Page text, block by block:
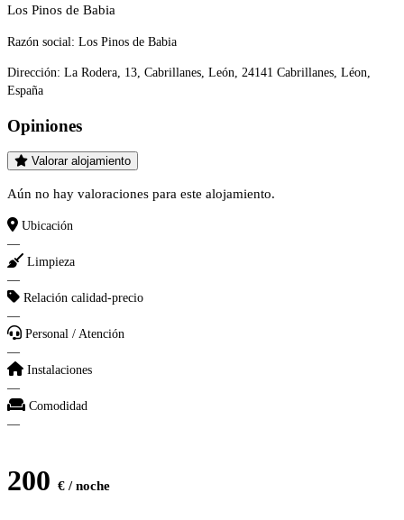
Los Pinos de Babia
Razón social: Los Pinos de Babia
Dirección: La Rodera, 13, Cabrillanes, León, 24141 Cabrillanes, Léon,
España
Opiniones
Valorar alojamiento
Aún no hay valoraciones para este alojamiento.
Ubicación
—
Limpieza
—
Relación calidad-precio
—
Personal / Atención
—
Instalaciones
—
Comodidad
—
200 € / noche